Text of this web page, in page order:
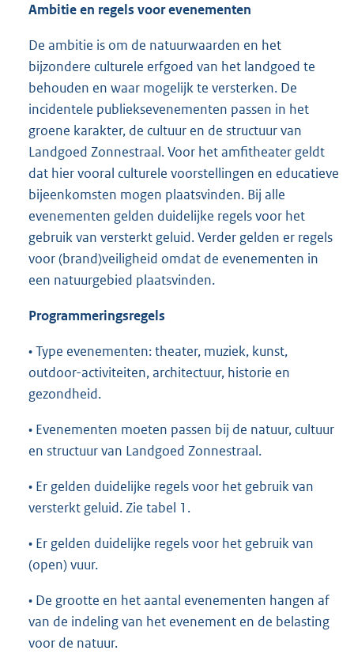
Ambitie en regels voor evenementen
De ambitie is om de natuurwaarden en het
bijzondere culturele erfgoed van het landgoed te
behouden en waar mogelijk te versterken. De
incidentele publieksevenementen passen in het
groene karakter, de cultuur en de structuur van
Landgoed Zonnestraal. Voor het amfitheater geldt
dat hier vooral culturele voorstellingen en educatieve
bijeenkomsten mogen plaatsvinden. Bij alle
evenementen gelden duidelijke regels voor het
gebruik van versterkt geluid. Verder gelden er regels
voor (brand)veiligheid omdat de evenementen in
een natuurgebied plaatsvinden.
Programmeringsregels
• Type evenementen: theater, muziek, kunst,
outdoor-activiteiten, architectuur, historie en
gezondheid.
• Evenementen moeten passen bij de natuur, cultuur
en structuur van Landgoed Zonnestraal.
• Er gelden duidelijke regels voor het gebruik van
versterkt geluid. Zie tabel 1.
• Er gelden duidelijke regels voor het gebruik van
(open) vuur.
• De grootte en het aantal evenementen hangen af
van de indeling van het evenement en de belasting
voor de natuur.